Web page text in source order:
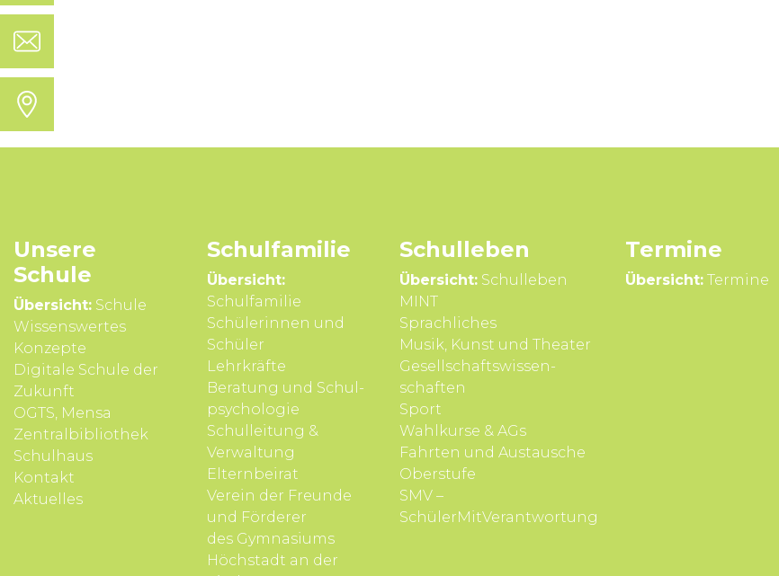
Unsere
Schule
Übersicht: Schule
Wissens­wertes
Konzepte
Digitale Schule der
Zukunft
OGTS, Mensa
Zentralbibliothek
Schulhaus
Kontakt
Aktuelles
Schul­familie
Übersicht:
Schulfamilie
Schülerinnen und
Schüler
Lehrkräfte
Beratung und Schul­
psycho­logie
Schul­leitung &
Verwal­tung
Eltern­beirat
Verein der Freunde
und Förderer
des Gymnasiums
Höchstadt an der
Schul­leben
Übersicht: Schulleben
MINT
Sprach­liches
Musik, Kunst und Theater
Gesell­schafts­wissen­
schaften
Sport
Wahl­kurse & AGs
Fahrten und Aus­tausche
Ober­stufe
SMV –
SchülerMitVerantwortung
Termine
Übersicht: Termine